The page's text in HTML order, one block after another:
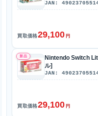
JAN:
買取価格29,100 円
新品
Nintendo Switch
ル]
JAN:
買取価格29,100 円